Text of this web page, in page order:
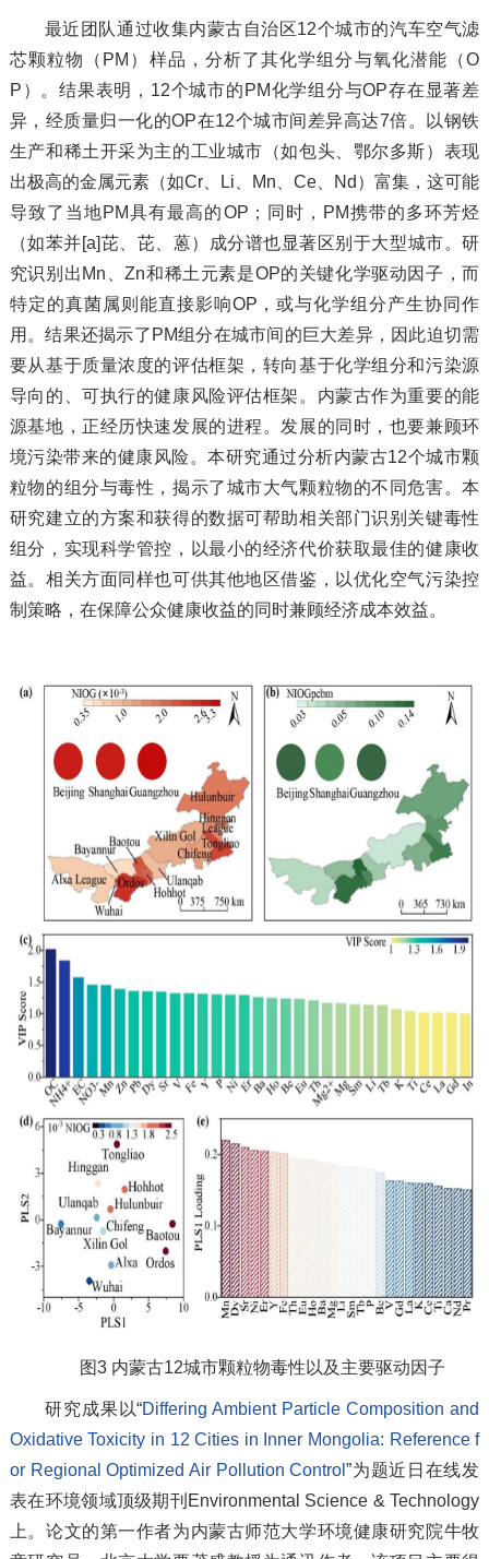
最近团队通过收集内蒙古自治区12个城市的汽车空气滤
芯颗粒物（PM）样品，分析了其化学组分与氧化潜能（O
P）。结果表明，12个城市的PM化学组分与OP存在显著差
异，经质量归一化的OP在12个城市间差异高达7倍。以钢铁
生产和稀土开采为主的工业城市（如包头、鄂尔多斯）表现
出极高的金属元素（如Cr、Li、Mn、Ce、Nd）富集，这可能
导致了当地PM具有最高的OP；同时，PM携带的多环芳烃
（如苯并[a]芘、芘、蒽）成分谱也显著区别于大型城市。研
究识别出Mn、Zn和稀土元素是OP的关键化学驱动因子，而
特定的真菌属则能直接影响OP，或与化学组分产生协同作
用。结果还揭示了PM组分在城市间的巨大差异，因此迫切需
要从基于质量浓度的评估框架，转向基于化学组分和污染源
导向的、可执行的健康风险评估框架。内蒙古作为重要的能
源基地，正经历快速发展的进程。发展的同时，也要兼顾环
境污染带来的健康风险。本研究通过分析内蒙古12个城市颗
粒物的组分与毒性，揭示了城市大气颗粒物的不同危害。本
研究建立的方案和获得的数据可帮助相关部门识别关键毒性
组分，实现科学管控，以最小的经济代价获取最佳的健康收
益。相关方面同样也可供其他地区借鉴，以优化空气污染控
制策略，在保障公众健康收益的同时兼顾经济成本效益。
图3 内蒙古12城市颗粒物毒性以及主要驱动因子
研究成果以“Differing Ambient Particle Composition and
Oxidative Toxicity in 12 Cities in Inner Mongolia: Reference f
or Regional Optimized Air Pollution Control”为题近日在线发
表在环境领域顶级期刊Environmental Science & Technology
上。论文的第一作者为内蒙古师范大学环境健康研究院牛牧